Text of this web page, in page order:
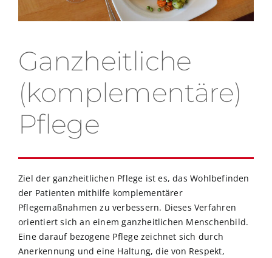
Ganzheitliche
(komplementäre)
Pflege
Ziel der ganzheitlichen Pflege ist es, das Wohlbefinden
der Patienten mithilfe komplementärer
Pflegemaßnahmen zu verbessern. Dieses Verfahren
orientiert sich an einem ganzheitlichen Menschenbild.
Eine darauf bezogene Pflege zeichnet sich durch
Anerkennung und eine Haltung, die von Respekt,